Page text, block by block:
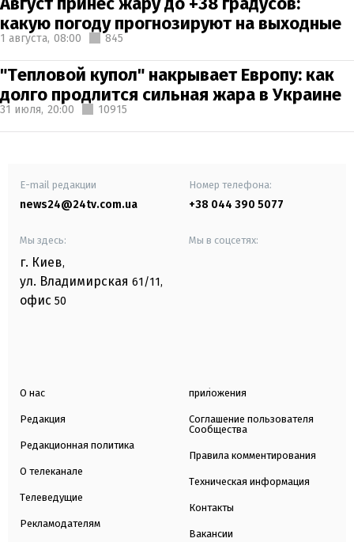
какую погоду прогнозируют на выходные
1 августа, 08:00 845
"Тепловой купол" накрывает Европу: как
долго продлится сильная жара в Украине
31 июля, 20:00 10915
E-mail редакции
news24@24tv.com.ua
Номер телефона:
+38 044 390 5077
Мы здесь:
г. Киев,
ул. Владимирская 61/11,
офис 50
Мы в соцсетях:
О нас
Редакция
Редакционная политика
О телеканале
Телеведущие
Рекламодателям
приложения
Соглашение пользователя
Сообщества
Правила комментирования
Техническая информация
Контакты
Вакансии